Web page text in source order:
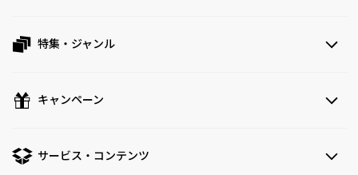
特集・ジャンル
キャンペーン
サービス・コンテンツ